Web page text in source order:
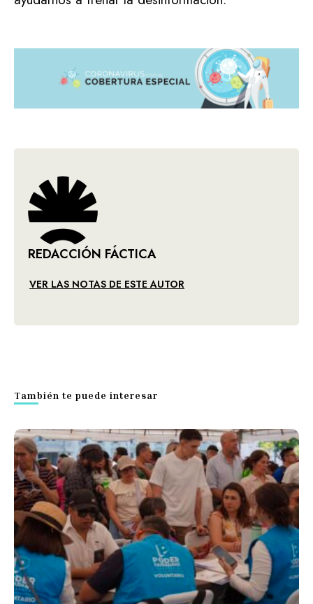
REDACCIÓN FÁCTICA
VER LAS NOTAS DE ESTE AUTOR
También te puede interesar